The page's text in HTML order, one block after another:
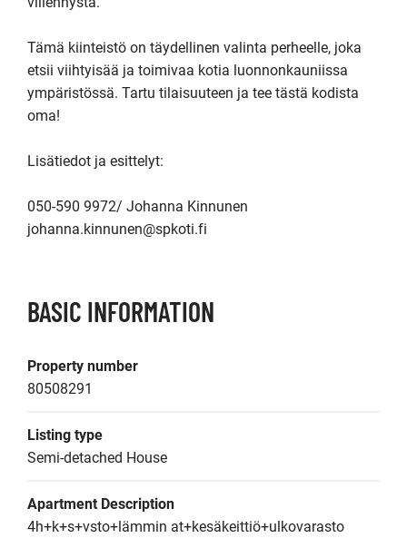
Tämä kiinteistö on täydellinen valinta perheelle, joka
etsii viihtyisää ja toimivaa kotia luonnonkauniissa
ympäristössä. Tartu tilaisuuteen ja tee tästä kodista
oma!
Lisätiedot ja esittelyt:
050-590 9972/ Johanna Kinnunen
johanna.kinnunen@spkoti.fi
BASIC INFORMATION
Property number
80508291
Listing type
Semi-detached House
Apartment Description
4h+k+s+vsto+lämmin at+kesäkeittiö+ulkovarasto